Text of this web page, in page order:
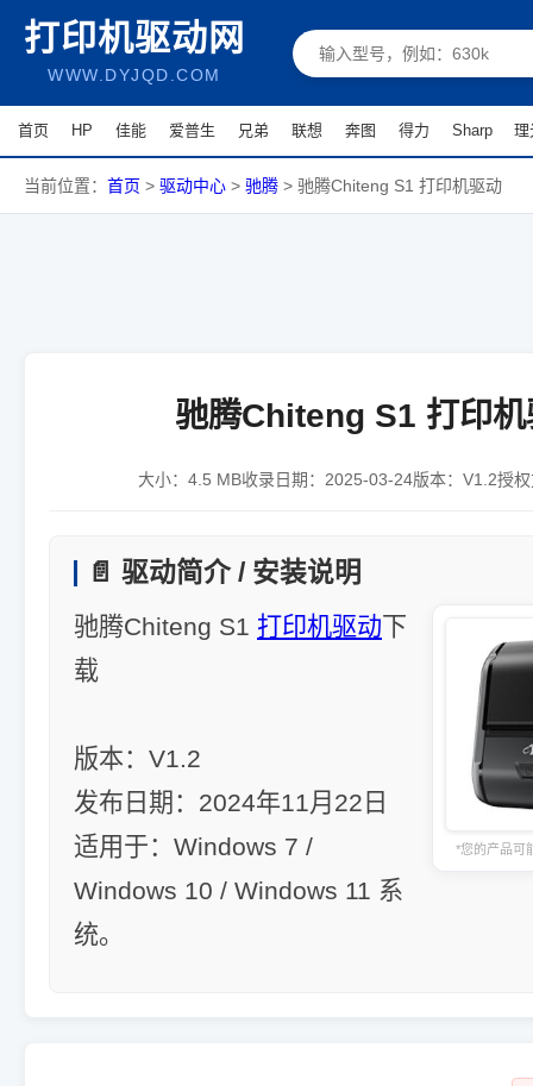
打印机驱动网
WWW.DYJQD.COM
首页 HP 佳能 爱普生 兄弟 联想 奔图 得力 Sharp 理
当前位置： 首页 > 驱动中心 > 驰腾 > 驰腾Chiteng S1 打印机驱动
驰腾Chiteng S1 打印机
大小： 4.5 MB收录日期： 2025-03-24版本： V1.2授
📄 驱动简介 / 安装说明
*您的产品可
驰腾Chiteng S1 打印机驱动下
载
版本：V1.2
发布日期：2024年11月22日
适用于：Windows 7 /
Windows 10 / Windows 11 系
统。